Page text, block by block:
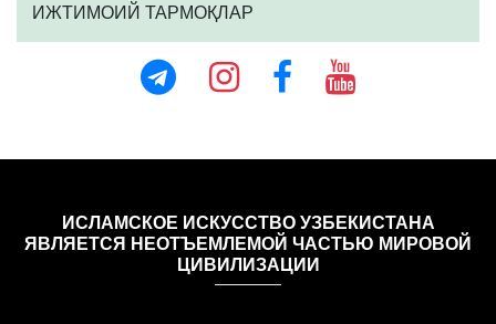
ИЖТИМОИЙ ТАРМОҚЛАР
ИСЛАМСКОЕ ИСКУССТВО УЗБЕКИСТАНА
ЯВЛЯЕТСЯ НЕОТЪЕМЛЕМОЙ ЧАСТЬЮ МИРОВОЙ
ЦИВИЛИЗАЦИИ